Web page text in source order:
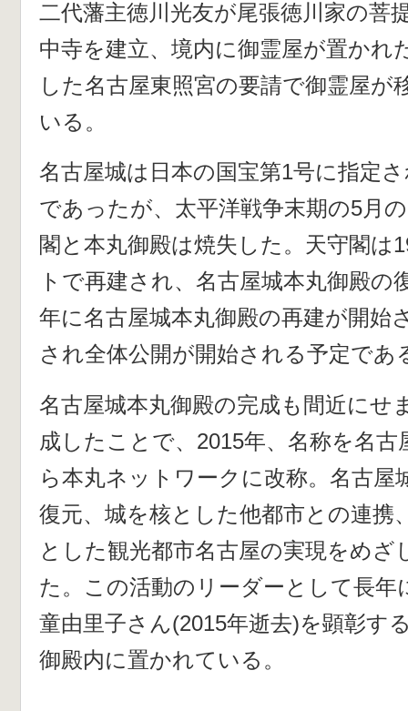
二代藩主徳川光友が尾張徳川家の菩
中寺を建立、境内に御霊屋が置かれ
した名古屋東照宮の要請で御霊屋が
いる。
名古屋城は日本の国宝第1号に指定
であったが、太平洋戦争末期の5月
閣と本丸御殿は焼失した。天守閣は
トで再建され、名古屋城本丸御殿の
年に名古屋城本丸御殿の再建が開始
され全体公開が開始される予定であ
名古屋城本丸御殿の完成も間近にせ
成したことで、2015年、名称を名
ら本丸ネットワークに改称。名古屋
復元、城を核とした他都市との連携
とした観光都市名古屋の実現をめざ
た。この活動のリーダーとして長年
童由里子さん(2015年逝去)を顕彰す
御殿内に置かれている。